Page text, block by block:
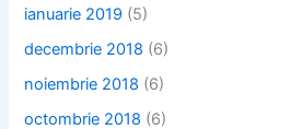
ianuarie 2019 (5)
decembrie 2018 (6)
noiembrie 2018 (6)
octombrie 2018 (6)